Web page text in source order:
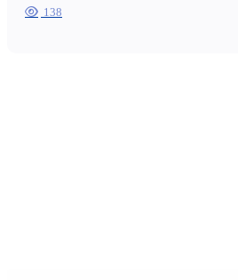
138